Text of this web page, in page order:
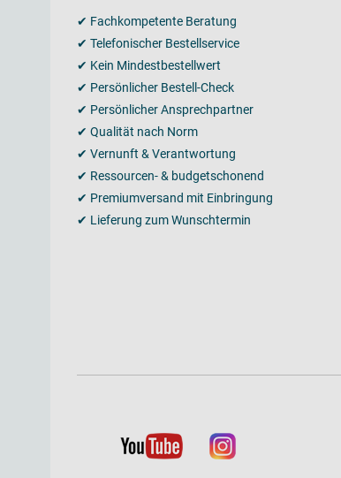
✔ Fachkompetente Beratung
✔ Telefonischer Bestellservice
✔ Kein Mindestbestellwert
✔ Persönlicher Bestell-Check
✔ Persönlicher Ansprechpartner
✔ Qualität nach Norm
✔ Vernunft & Verantwortung
✔ Ressourcen- & budgetschonend
✔ Premiumversand mit Einbringung
✔ Lieferung zum Wunschtermin